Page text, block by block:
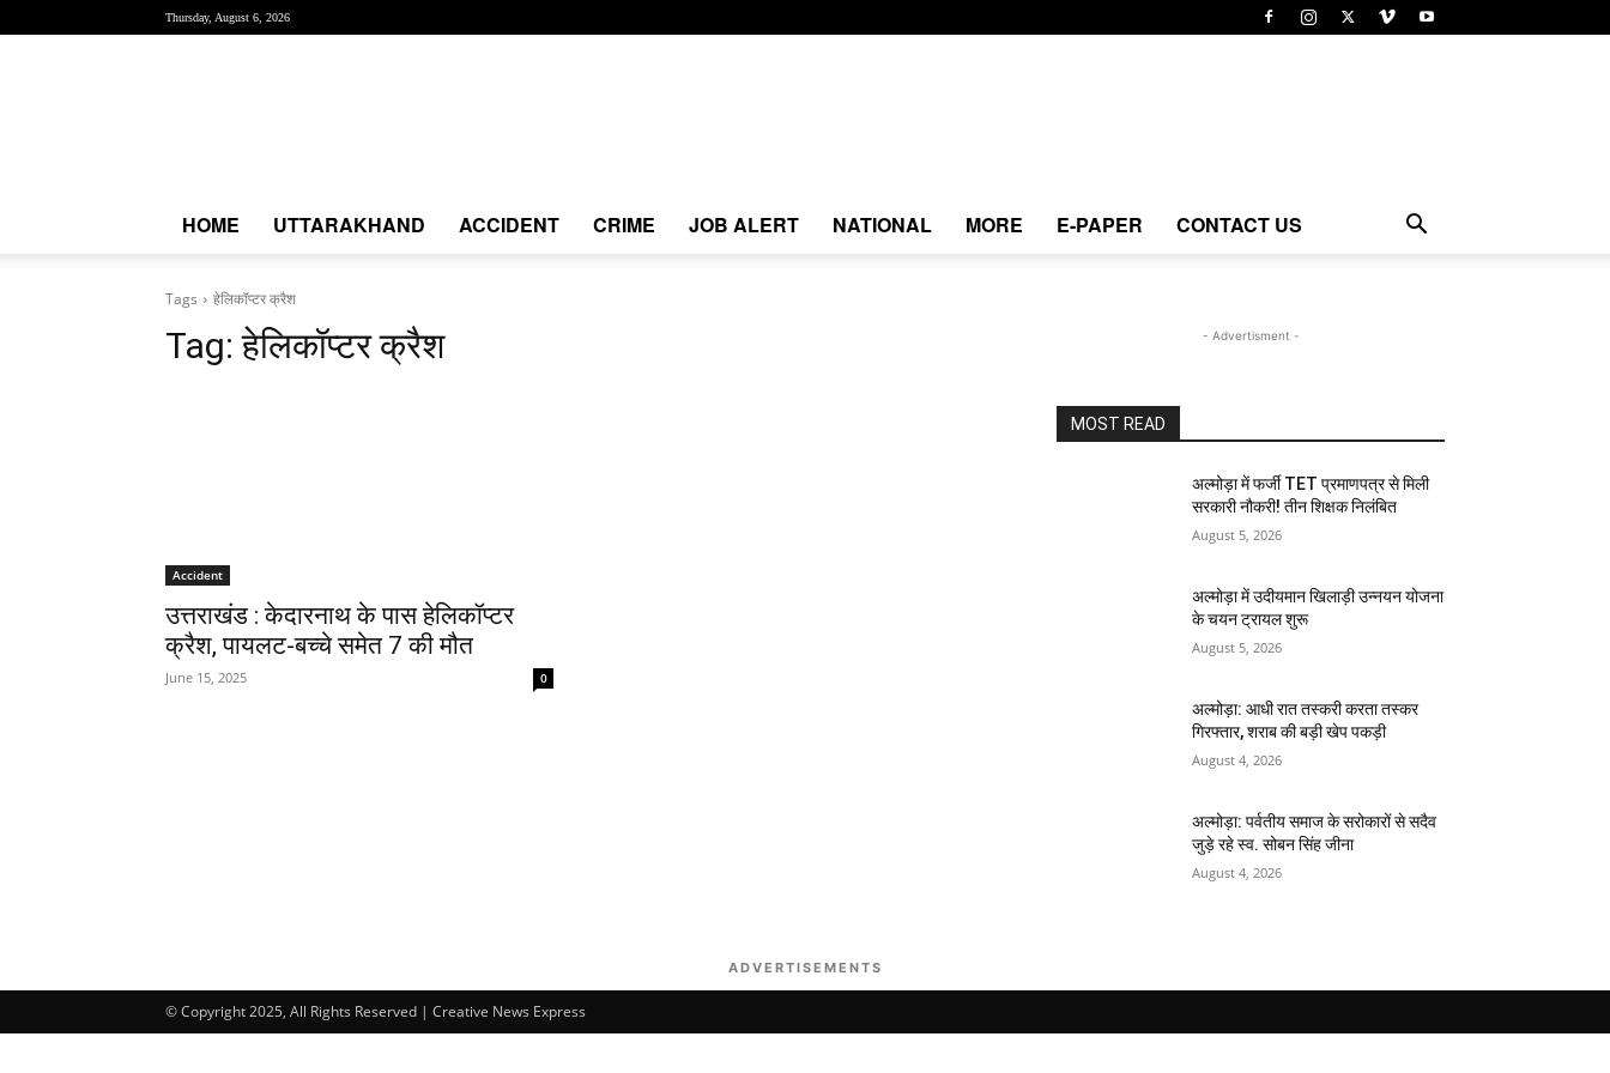
Thursday, August 6, 2026
HOME UTTARAKHAND ACCIDENT CRIME JOB ALERT NATIONAL MORE E-PAPER CONTACT US
Tags हेलिकॉप्टर क्रैश
Tag:हेलिकॉप्टर क्रैश
Accident
उत्तराखंड : केदारनाथ के पास हेलिकॉप्टर
क्रैश, पायलट-बच्चे समेत 7 की मौत
June 15, 2025 0
- Advertisment -
MOST READ
अल्मोड़ा में फर्जी TET प्रमाणपत्र से मिली
सरकारी नौकरी! तीन शिक्षक निलंबित
August 5, 2026
अल्मोड़ा में उदीयमान खिलाड़ी उन्नयन योजना
के चयन ट्रायल शुरू
August 5, 2026
अल्मोड़ा: आधी रात तस्करी करता तस्कर​
गिरफ्तार, शराब की बड़ी खेप पकड़ी
August 4, 2026
अल्मोड़ा: पर्वतीय समाज के सरोकारों से सदैव
जुड़े रहे स्व. सोबन सिंह जीना
August 4, 2026
ADVERTISEMENTS
© Copyright 2025, All Rights Reserved | Creative News Express